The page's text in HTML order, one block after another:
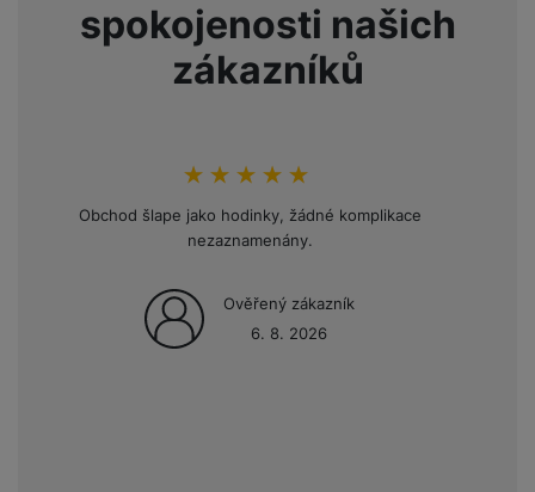
spokojenosti našich
zákazníků
hodnoceni_zakazniku
100 %
Obchod šlape jako hodinky, žádné komplikace
nezaznamenány.
Ověřený zákazník
6. 8. 2026